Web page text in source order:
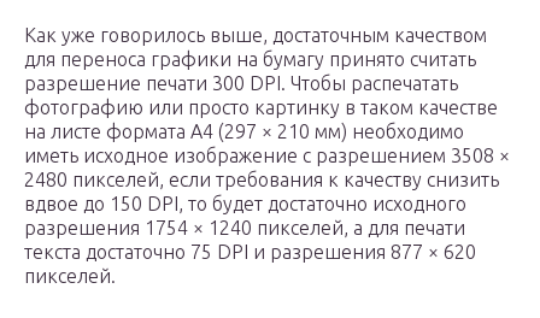
Как уже говорилось выше, достаточным качеством
для переноса графики на бумагу принято считать
разрешение печати 300 DPI. Чтобы распечатать
фотографию или просто картинку в таком качестве
на листе формата A4 (297 × 210 мм) необходимо
иметь исходное изображение с разрешением 3508 ×
2480 пикселей, если требования к качеству снизить
вдвое до 150 DPI, то будет достаточно исходного
разрешения 1754 × 1240 пикселей, а для печати
текста достаточно 75 DPI и разрешения 877 × 620
пикселей.